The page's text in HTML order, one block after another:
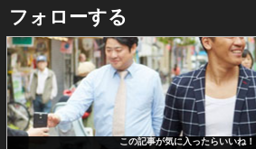
フォローする
この記事が気に入ったらいいね